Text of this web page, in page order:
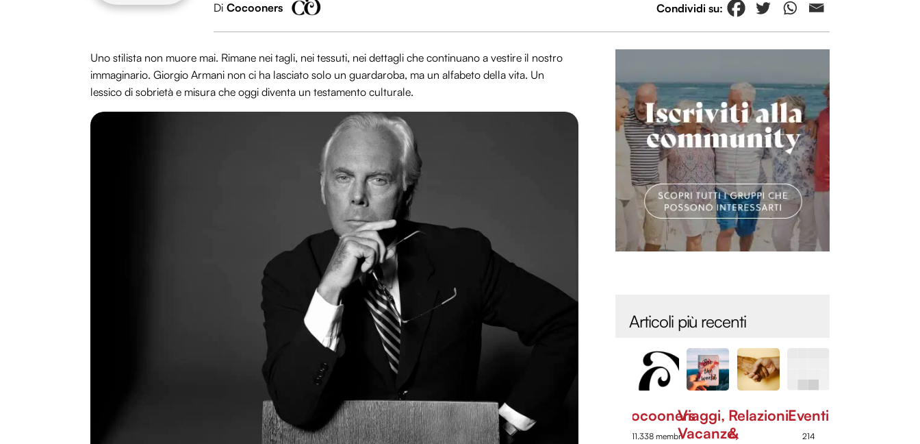
Di Cocooners
Uno stilista non muore mai. Rimane nei tagli, nei tessuti, nei dettagli che continuano a vestire il nostro
immaginario. Giorgio Armani non ci ha lasciato solo un guardaroba, ma un alfabeto della vita. Un
lessico di sobrietà e misura che oggi diventa un testamento culturale.
Articoli più recenti
Cocooners
11.338 membri
Viaggi,
Vacanze,
Relazioni
&
Eventi
214